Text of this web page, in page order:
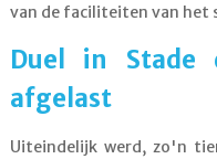
van de faciliteiten van het
Duel in Stade
afgelast
Uiteindelijk werd, zo'n